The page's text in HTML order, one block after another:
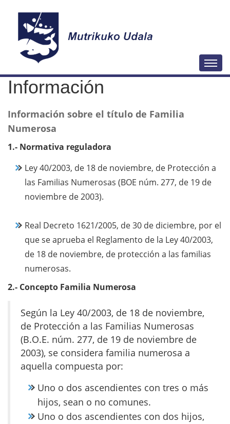
a
Información
Información sobre el título de Familia
Numerosa
1.- Normativa reguladora
Ley 40/2003, de 18 de noviembre, de Protección a
las Familias Numerosas (BOE núm. 277, de 19 de
noviembre de 2003).
Real Decreto 1621/2005, de 30 de diciembre, por el
que se aprueba el Reglamento de la Ley 40/2003,
de 18 de noviembre, de protección a las familias
numerosas.
2.- Concepto Familia Numerosa
Según la Ley 40/2003, de 18 de noviembre,
de Protección a las Familias Numerosas
(B.O.E. núm. 277, de 19 de noviembre de
2003), se considera familia numerosa a
aquella compuesta por:
Uno o dos ascendientes con tres o más
hijos, sean o no comunes.
Uno o dos ascendientes con dos hijos,